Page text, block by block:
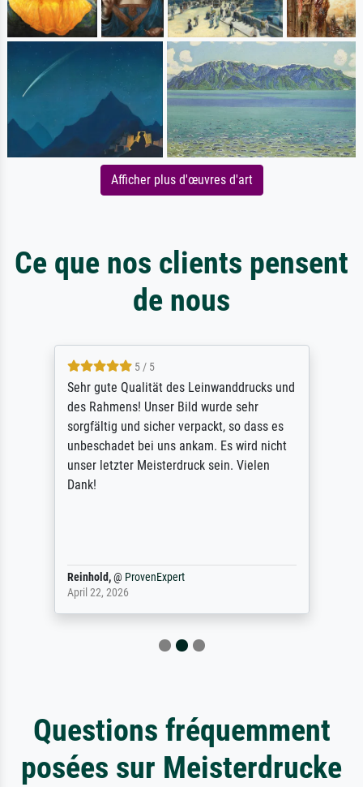
Afficher plus d'œuvres d'art
Ce que nos clients pensent
de nous
5 / 5
Sehr gute Qualität des Leinwanddrucks und
des Rahmens! Unser Bild wurde sehr
sorgfältig und sicher verpackt, so dass es
unbeschadet bei uns ankam. Es wird nicht
unser letzter Meisterdruck sein. Vielen
Dank!
Reinhold,@ ProvenExpert
April 22, 2026
Questions fréquemment
posées sur Meisterdrucke